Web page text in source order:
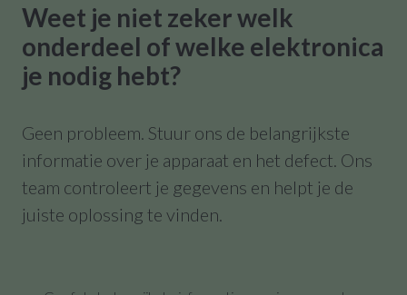
Weet je niet zeker welk
onderdeel of welke elektronica
je nodig hebt?
Geen probleem. Stuur ons de belangrijkste
informatie over je apparaat en het defect. Ons
team controleert je gegevens en helpt je de
juiste oplossing te vinden.